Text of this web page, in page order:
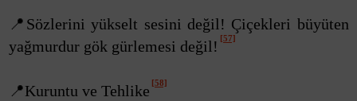
📍Sözlerini yükselt sesini değil! Çiçekleri büyüten
yağmurdur gök gürlemesi değil! [57]
📍Kuruntu ve Tehlike [58]